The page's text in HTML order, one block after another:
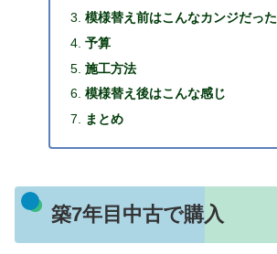
模様替え前はこんなカンジだった
予算
施工方法
模様替え後はこんな感じ
まとめ
築7年目中古で購入